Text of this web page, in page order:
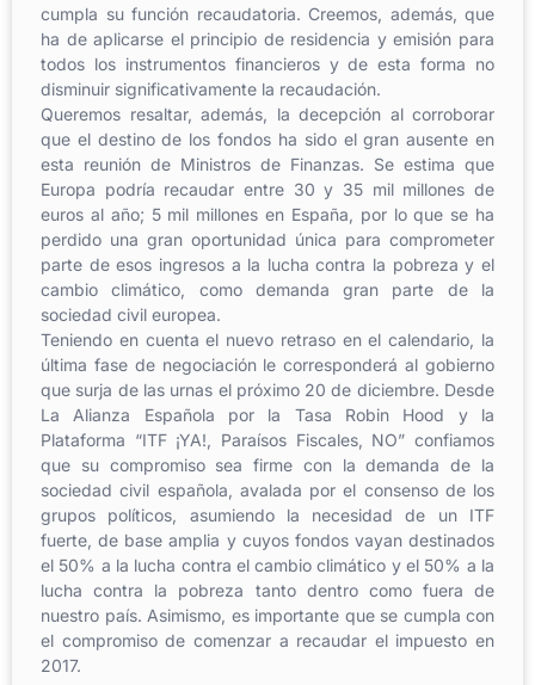
cumpla su función recaudatoria. Creemos, además, que
ha de aplicarse el principio de residencia y emisión para
todos los instrumentos financieros y de esta forma no
disminuir significativamente la recaudación.
Queremos resaltar, además, la decepción al corroborar
que el destino de los fondos ha sido el gran ausente en
esta reunión de Ministros de Finanzas. Se estima que
Europa podría recaudar entre 30 y 35 mil millones de
euros al año; 5 mil millones en España, por lo que se ha
perdido una gran oportunidad única para comprometer
parte de esos ingresos a la lucha contra la pobreza y el
cambio climático, como demanda gran parte de la
sociedad civil europea.
Teniendo en cuenta el nuevo retraso en el calendario, la
última fase de negociación le corresponderá al gobierno
que surja de las urnas el próximo 20 de diciembre. Desde
La Alianza Española por la Tasa Robin Hood y la
Plataforma “ITF ¡YA!, Paraísos Fiscales, NO” confiamos
que su compromiso sea firme con la demanda de la
sociedad civil española, avalada por el consenso de los
grupos políticos, asumiendo la necesidad de un ITF
fuerte, de base amplia y cuyos fondos vayan destinados
el 50% a la lucha contra el cambio climático y el 50% a la
lucha contra la pobreza tanto dentro como fuera de
nuestro país. Asimismo, es importante que se cumpla con
el compromiso de comenzar a recaudar el impuesto en
2017.